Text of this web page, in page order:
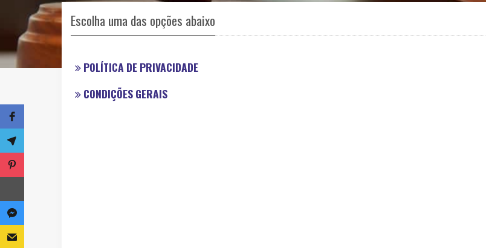
Escolha uma das opções abaixo
POLÍTICA DE PRIVACIDADE
CONDIÇÕES GERAIS